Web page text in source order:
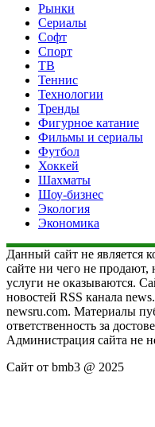
Рынки
Сериалы
Софт
Спорт
ТВ
Теннис
Технологии
Тренды
Фигурное катание
Фильмы и сериалы
Футбол
Хоккей
Шахматы
Шоу-бизнес
Экология
Экономика
Данный сайт не является
сайте ни чего не
услуги не оказываются.
новостей RSS канала
newsru.com. Материалы
ответственность за
Администрация сайта не
Сайт от bmb3 @ 2025